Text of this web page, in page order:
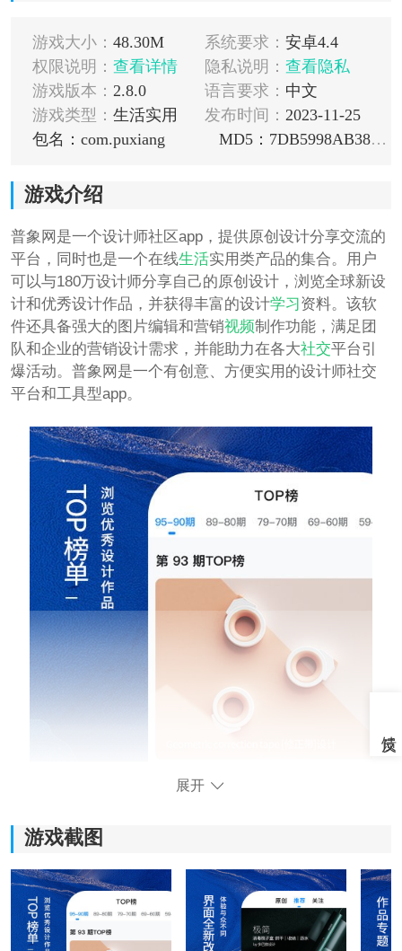
游戏大小： 48.30M 系统要求： 安卓4.4
权限说明： 查看详情 隐私说明： 查看隐私
游戏版本： 2.8.0 语言要求： 中文
游戏类型： 生活实用 发布时间： 2023-11-25
包名：com.puxiang
MD5：7DB5998AB3803A6D75A55A0AF89A8FDB
游戏介绍
普象网是一个设计师社区app，提供原创设计分享交流的
平台，同时也是一个在线生活实用类产品的集合。用户
可以与180万设计师分享自己的原创设计，浏览全球新设
计和优秀设计作品，并获得丰富的设计学习资料。该软
件还具备强大的图片编辑和营销视频制作功能，满足团
队和企业的营销设计需求，并能助力在各大社交平台引
爆活动。普象网是一个有创意、方便实用的设计师社交
平台和工具型app。
展开
游戏截图